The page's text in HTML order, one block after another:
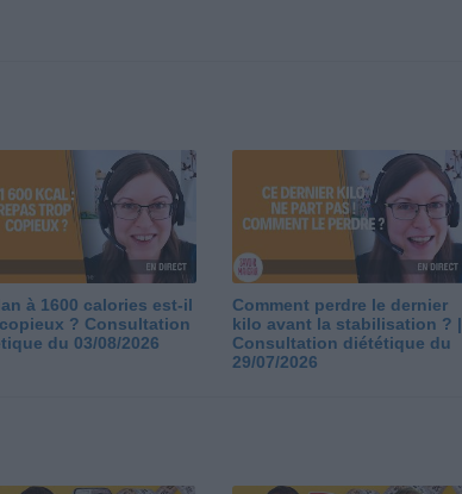
à 1600 calories est-il
? Consultation
du 03/08/2026
Comment perdre le dernier
kilo avant la stabilisation ? |
Consultation diététique du
29/07/2026